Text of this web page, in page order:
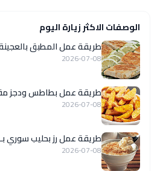
الوصفات الاكثر زيارة اليوم
طريقة عمل المطبق
2026-07-08
طريقة عمل بطاطس ودجز
2026-07-08
طريقة عمل رز بحليب سوري بـ 5 مكونات
2026-07-08